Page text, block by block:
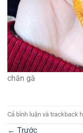
chân gà
Cả bình luận và trackback
← Trước